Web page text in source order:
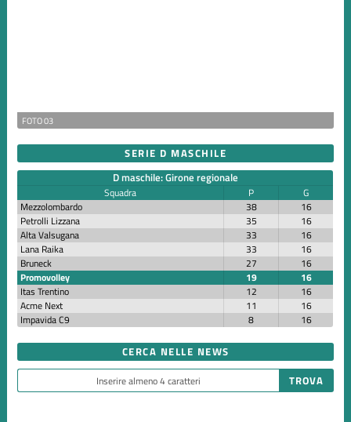
FOTO 03
SERIE D MASCHILE
D maschile: Girone regionale
Squadra P
G
Mezzolombardo
38
16
Petrolli Lizzana
35
16
Alta Valsugana
33
16
Lana Raika
33
16
Bruneck
27
16
Promovolley
19
16
Itas Trentino
12
16
Acme Next
11
16
Impavida C9
8 16
CERCA NELLE NEWS